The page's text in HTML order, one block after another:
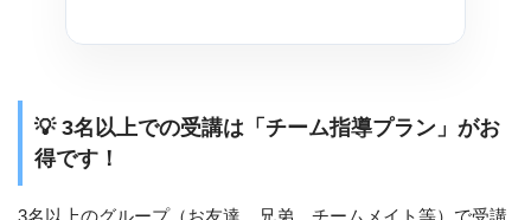
💡 3名以上での受講は「チーム指導プラン」がお
得です！